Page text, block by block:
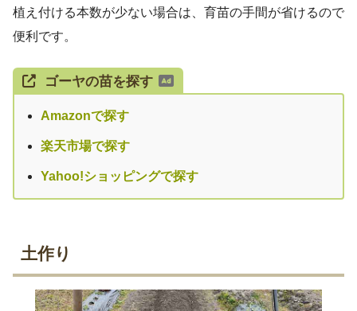
植え付ける本数が少ない場合は、育苗の手間が省けるので
便利です。
ゴーヤの苗を探す
Amazonで探す
楽天市場で探す
Yahoo!ショッピングで探す
土作り